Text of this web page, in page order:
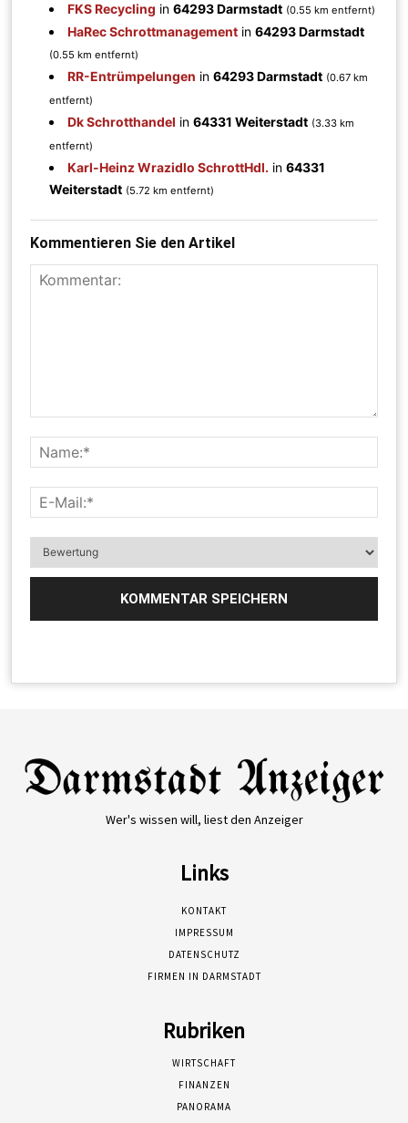
FKS Recycling in64293 Darmstadt (0.55 km entfernt)
HaRec Schrottmanagement in64293 Darmstadt
(0.55 km entfernt)
RR-Entrümpelungen in64293 Darmstadt (0.67 km
entfernt)
Dk Schrotthandel in64331 Weiterstadt (3.33 km
entfernt)
Karl-Heinz Wrazidlo SchrottHdl. in64331
Weiterstadt (5.72 km entfernt)
Kommentieren Sie den Artikel
Wer's wissen will, liest den Anzeiger
Links
KONTAKT
IMPRESSUM
DATENSCHUTZ
FIRMEN IN DARMSTADT
Rubriken
WIRTSCHAFT
FINANZEN
PANORAMA